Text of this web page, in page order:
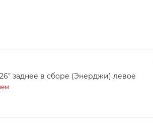
заднее в сборе (Энерджи) левое